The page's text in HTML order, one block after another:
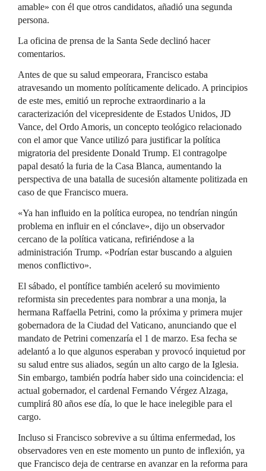
amable» con él que otros candidatos, añadió una segunda
persona.
La oficina de prensa de la Santa Sede declinó hacer
comentarios.
Antes de que su salud empeorara, Francisco estaba
atravesando un momento políticamente delicado. A principios
de este mes, emitió un reproche extraordinario a la
caracterización del vicepresidente de Estados Unidos, JD
Vance, del Ordo Amoris, un concepto teológico relacionado
con el amor que Vance utilizó para justificar la política
migratoria del presidente Donald Trump. El contragolpe
papal desató la furia de la Casa Blanca, aumentando la
perspectiva de una batalla de sucesión altamente politizada en
caso de que Francisco muera.
«Ya han influido en la política europea, no tendrían ningún
problema en influir en el cónclave», dijo un observador
cercano de la política vaticana, refiriéndose a la
administración Trump. «Podrían estar buscando a alguien
menos conflictivo».
El sábado, el pontífice también aceleró su movimiento
reformista sin precedentes para nombrar a una monja, la
hermana Raffaella Petrini, como la próxima y primera mujer
gobernadora de la Ciudad del Vaticano, anunciando que el
mandato de Petrini comenzaría el 1 de marzo. Esa fecha se
adelantó a lo que algunos esperaban y provocó inquietud por
su salud entre sus aliados, según un alto cargo de la Iglesia.
Sin embargo, también podría haber sido una coincidencia: el
actual gobernador, el cardenal Fernando Vérgez Alzaga,
cumplirá 80 años ese día, lo que le hace inelegible para el
cargo.
Incluso si Francisco sobrevive a su última enfermedad, los
observadores ven en este momento un punto de inflexión, ya
que Francisco deja de centrarse en avanzar en la reforma para